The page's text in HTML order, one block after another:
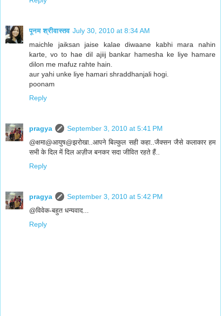
पूनम श्रीवास्तव July 30, 2010 at 8:34 AM
maichle jaiksan jaise kalae diwaane kabhi mara nahin
karte, vo to hae dil ajiij bankar hamesha ke liye hamare
dilon me mafuz rahte hain.
aur yahi unke liye hamari shraddhanjali hogi.
poonam
Reply
pragya
September 3, 2010 at 5:41 PM
@क्षमा@आयुष@झरोखा..आपने बिल्कुल सही कहा..जैक्सन जैसे कलाकार हम
सभी के दिल में दिल अज़ीज बनकर सदा जीवित रहते हैं..
Reply
pragya
September 3, 2010 at 5:42 PM
@विवेक-बहुत धन्यवाद...
Reply